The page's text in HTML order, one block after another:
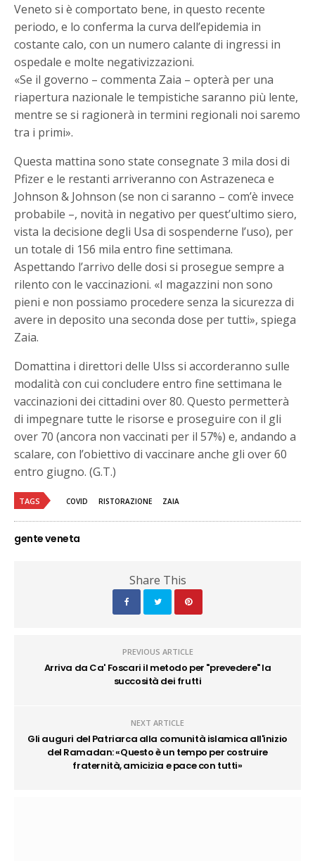
Veneto si è comportato bene, in questo recente
periodo, e lo conferma la curva dell’epidemia in
costante calo, con un numero calante di ingressi in
ospedale e molte negativizzazioni.
«Se il governo – commenta Zaia – opterà per una
riapertura nazionale le tempistiche saranno più lente,
mentre se si ragionerà in termini regionali noi saremo
tra i primi».
Questa mattina sono state consegnate 3 mila dosi di
Pfizer e le restanti arriveranno con Astrazeneca e
Johnson & Johnson (se non ci saranno – com’è invece
probabile –, novità in negativo per quest’ultimo siero,
vista la decisione degli Usa di sospenderne l’uso), per
un totale di 156 mila entro fine settimana.
Aspettando l’arrivo delle dosi si prosegue sempre a
rilento con le vaccinazioni. «I magazzini non sono
pieni e non possiamo procedere senza la sicurezza di
avere in deposito una seconda dose per tutti», spiega
Zaia.
Domattina i direttori delle Ulss si accorderanno sulle
modalità con cui concludere entro fine settimana le
vaccinazioni dei cittadini over 80. Questo permetterà
di impegnare tutte le risorse e proseguire con il gli
over 70 (ancora non vaccinati per il 57%) e, andando a
scalare, con l’obiettivo di vaccinare anche gli over 60
entro giugno. (G.T.)
TAGS COVID RISTORAZIONE ZAIA
gente veneta
Share This
PREVIOUS ARTICLE
Arriva da Ca' Foscari il metodo per "prevedere" la
succosità dei frutti
NEXT ARTICLE
Gli auguri del Patriarca alla comunità islamica all'inizio
del Ramadan: «Questo è un tempo per costruire
fraternità, amicizia e pace con tutti»